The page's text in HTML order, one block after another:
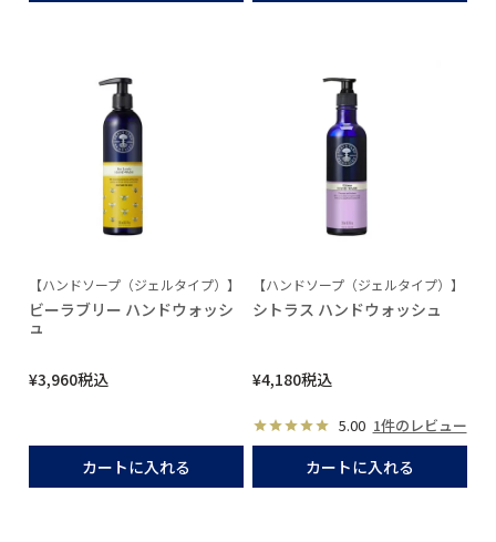
【ハンドソープ（ジェルタイプ）】
ビーラブリー ハンドウォッシ
ュ
¥3,960税込
カートに入れる
【ハンドソープ（ジェルタイプ）】
シトラス ハンドウォッシュ
¥4,180税込
5.00 1件のレビュー
カートに入れる